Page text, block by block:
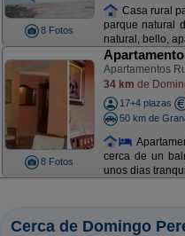
8 Fotos
Casa rural
parque natural
natural, bello,
8 Fotos
Apartamentos
34 km de
17+4 plazas
50 km de
cerca de un
unos dias
Cerca de Domingo